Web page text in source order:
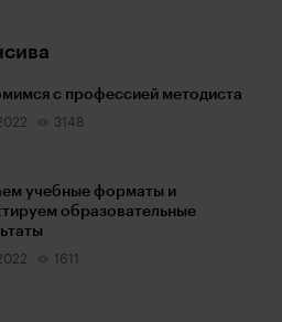
с профессией методиста
3148
учебные форматы и
образовательные
1611